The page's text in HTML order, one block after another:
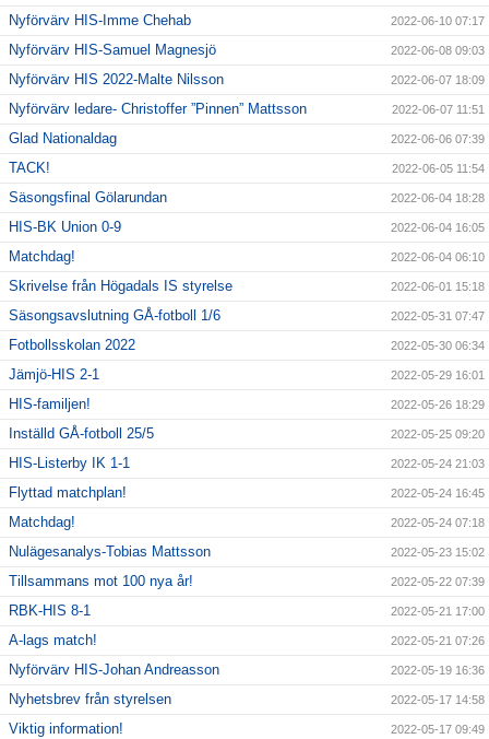
Nyförvärv HIS-Imme Chehab 2022-06-10 07:17
Nyförvärv HIS-Samuel Magnesjö 2022-06-08 09:03
Nyförvärv HIS 2022-Malte Nilsson 2022-06-07 18:09
Nyförvärv ledare- Christoffer ”Pinnen” Mattsson 2022-06-07 11:51
Glad Nationaldag 2022-06-06 07:39
TACK! 2022-06-05 11:54
Säsongsfinal Gölarundan 2022-06-04 18:28
HIS-BK Union 0-9 2022-06-04 16:05
Matchdag! 2022-06-04 06:10
Skrivelse från Högadals IS styrelse 2022-06-01 15:18
Säsongsavslutning GÅ-fotboll 1/6 2022-05-31 07:47
Fotbollsskolan 2022 2022-05-30 06:34
Jämjö-HIS 2-1 2022-05-29 16:01
HIS-familjen! 2022-05-26 18:29
Inställd GÅ-fotboll 25/5 2022-05-25 09:20
HIS-Listerby IK 1-1 2022-05-24 21:03
Flyttad matchplan! 2022-05-24 16:45
Matchdag! 2022-05-24 07:18
Nulägesanalys-Tobias Mattsson 2022-05-23 15:02
Tillsammans mot 100 nya år! 2022-05-22 07:39
RBK-HIS 8-1 2022-05-21 17:00
A-lags match! 2022-05-21 07:26
Nyförvärv HIS-Johan Andreasson 2022-05-19 16:36
Nyhetsbrev från styrelsen 2022-05-17 14:58
Viktig information! 2022-05-17 09:49